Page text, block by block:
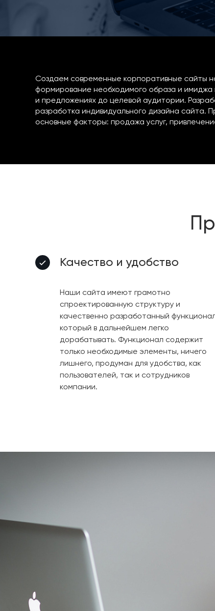
Создаем современные корпоративные сайты
формирование необходимого образа и
и предложениях до целевой аудитории.
разработка индивидуального дизайна сайта.
основные факторы: продажа услуг,
Качество и удобство
Наши сайта имеют грамотно
спроектированную структуру и
качественно разработанный
который в дальнейшем легко
дорабатывать. Функционал содержит
только необходимые элементы, ничего
лишнего, продуман для удобства, как
пользователей, так и сотрудников
компании.